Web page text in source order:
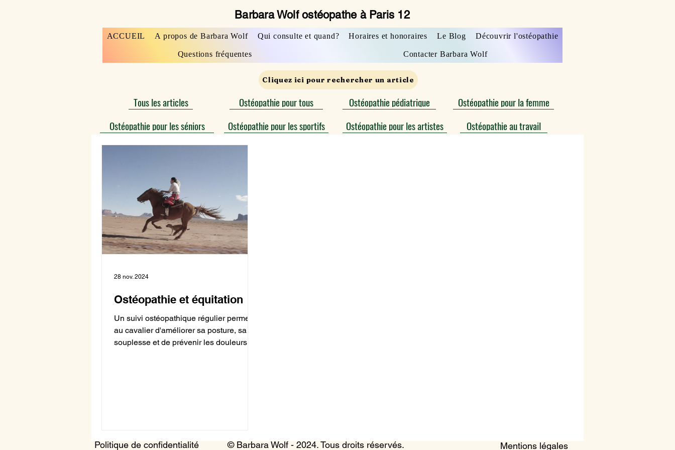
Barbara Wolf ostéopathe à Paris 12
ACCUEIL A propos de Barbara Wolf Qui consulte et quand? Horaires et honoraires Le Blog Découvrir l'ostéopathie
Questions fréquentes Contacter Barbara Wolf
Cliquez ici pour rechercher un article
Tous les articles
Ostéopathie pour les séniors
Ostéopathie pour tous
Ostéopathie pour les sportifs
Ostéopathie pédiatrique
Ostéopathie pour les artistes
Ostéopathie pour la femme
Ostéopathie au travail
Ostéopathie et équitation
Un suivi ostéopathique régulier permet
au cavalier d'améliorer sa posture, sa
souplesse et de prévenir les douleurs.
28 nov. 2024
Politique de confidentialité © Barbara Wolf - 2024. Tous droits réservés. Mentions légales